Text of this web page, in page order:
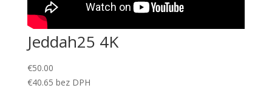
Jeddah25 4K
€50.00
€40.65 bez DPH